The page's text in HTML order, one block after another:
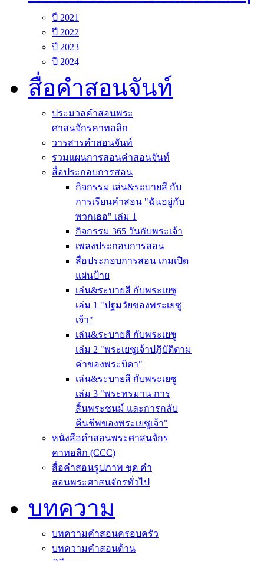
ปี 2021
ปี 2022
ปี 2023
ปี 2024
สื่อคำสอนจันท์
ประมวลคำสอนพระ
ศาสนจักรคาทอลิก
วารสารคำสอนจันท์
รวมแผนการสอนคำสอนจันท์
สื่อประกอบการสอน
กิจกรรม เล่น&ระบายสี กับ
การเรียนคำสอน "ฉันอยู่กับ
พวกเธอ" เล่ม 1
กิจกรรม 365 วันกับพระเจ้า
เพลงประกอบการสอน
สื่อประกอบการสอน เกมเปิด
แผ่นป้าย
เล่น&ระบายสี กับพระเยซู
เล่ม 1 "ปฐมวัยของพระเยซู
เจ้า"
เล่น&ระบายสี กับพระเยซู
เล่ม 2 "พระเยซูเจ้าปฏิบัติตาม
คำของพระบิดา"
เล่น&ระบายสี กับพระเยซู
เล่ม 3 "พระทรมาน การ
สิ้นพระชนม์ และการกลับ
คืนชีพของพระเยซูเจ้า"
หนังสือคำสอนพระศาสนจักร
คาทอลิก (CCC)
สื่อคำสอนรูปภาพ ชุด คำ
สอนพระศาสนจักรทั่วไป
บทความ
บทความคำสอนครอบครัว
บทความคำสอนด้าน